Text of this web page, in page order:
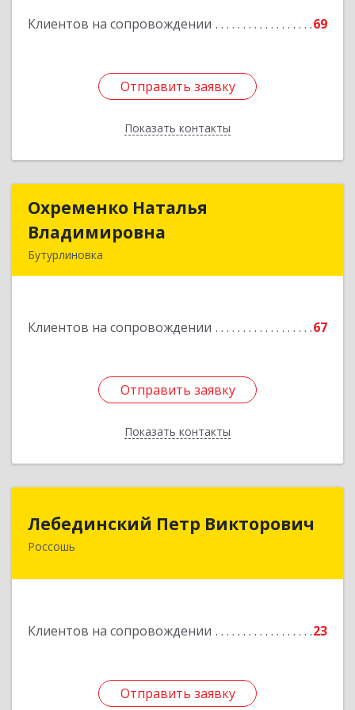
Клиентов на сопровождении 69
Отправить заявку
Показать контакты
Отправить заявку
Назад
Охременко Наталья
Владимировна
Бутурлиновка
Клиентов на сопровождении 67
Отправить заявку
Показать контакты
Охременко Наталья
Отправить заявку
Назад
Лебединский Петр Викторович
Россошь
Клиентов на сопровождении 23
Отправить заявку
Лебединский Петр Викторович
396650, Воронежская обл., г. Россошь, пер.
Отправить заявку